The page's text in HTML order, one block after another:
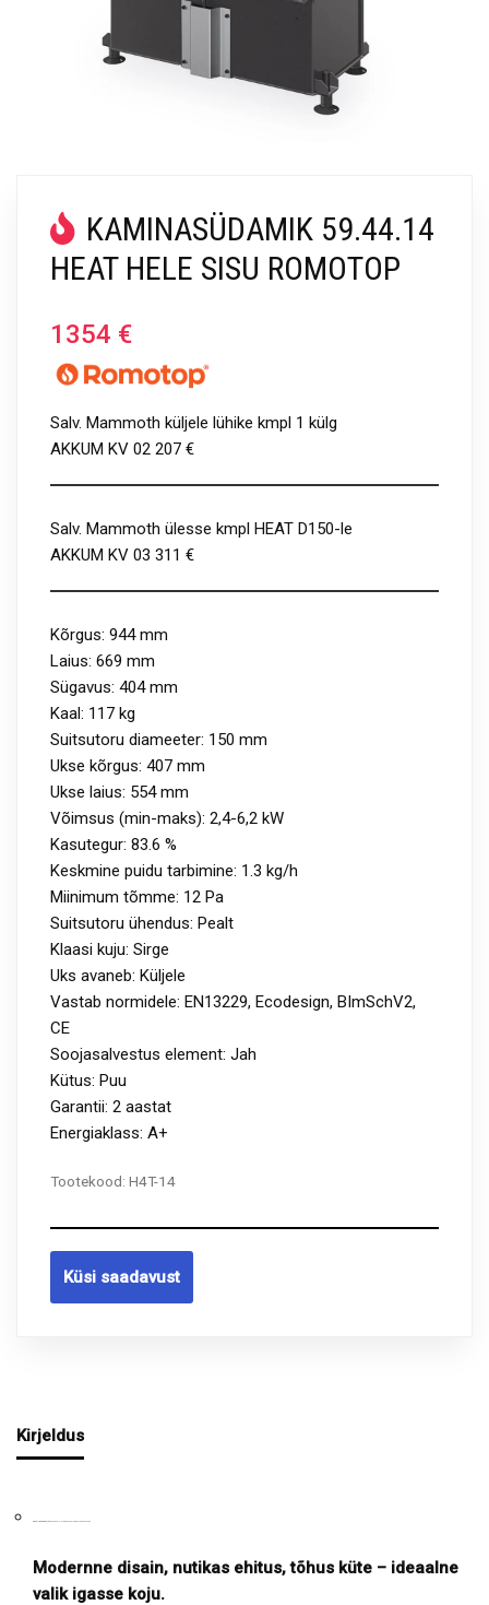
KAMINASÜDAMIK 59.44.14
HEAT HELE SISU ROMOTOP
1354 €
Salv. Mammoth küljele lühike kmpl 1 külg
AKKUM KV 02 207 €
Salv. Mammoth ülesse kmpl HEAT D150-le
AKKUM KV 03 311 €
Kõrgus: 944 mm
Laius: 669 mm
Sügavus: 404 mm
Kaal: 117 kg
Suitsutoru diameeter: 150 mm
Ukse kõrgus: 407 mm
Ukse laius: 554 mm
Võimsus (min-maks): 2,4-6,2 kW
Kasutegur: 83.6 %
Keskmine puidu tarbimine: 1.3 kg/h
Miinimum tõmme: 12 Pa
Suitsutoru ühendus: Pealt
Klaasi kuju: Sirge
Uks avaneb: Küljele
Vastab normidele: EN13229, Ecodesign, BImSchV2,
CE
Soojasalvestus element: Jah
Kütus: Puu
Garantii: 2 aastat
Energiaklass: A+
Tootekood: H4T-14
Küsi saadavust
Kirjeldus
Modernne disain, nutikas ehitus, tõhus küte – ideaalne
valik igasse koju.